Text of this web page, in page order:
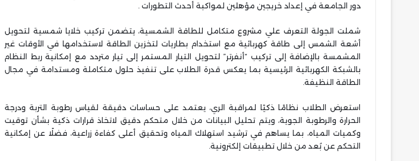
دور الجامعة في إعداد خريجين مؤهلين لمواكبة أحدث التطورات .
شملت الجولة التعرف علي مشروع متكامل للطاقة الشمسية، يتضمن تركيب خلايا شمسية لتحويل
أشعة الشمس إلى طاقة كهربائية مع استخدام بطاريات لتخزين الطاقة لاستخدامها في الأوقات غير
المشمسة بالإضافة إلى تركيب “أنفرتر” لتحويل التيار المستمر إلى تيار متردد مع إمكانية ربط النظام
بالشبكة الكهربائية الرئيسية بما يعكس قدرة الطلاب على تنفيذ حلول متكاملة ومستدامة في مجال
الطاقة النظيفة.
استعرض الطلاب نظامًا ذكيًا لمراقبة الري، يعتمد على حساسات دقيقة لقياس رطوبة التربة ودرجة
الحرارة والرطوبة الجوية، ويتم تحليل البيانات من خلال متحكم دقيق لاتخاذ قرارات ذكية بشأن توقيت
وكميات المياه، بما يساهم في ترشيد استهلاك المياه وتحقيق أعلى كفاءة زراعية، فضلًا عن إمكانية
التحكم عن بُعد من خلال تطبيقات إلكترونية.